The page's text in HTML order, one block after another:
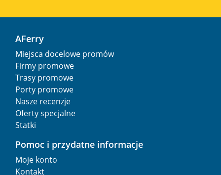
AFerry
Miejsca docelowe promów
Firmy promowe
Trasy promowe
Porty promowe
Nasze recenzje
Oferty specjalne
Statki
Pomoc i przydatne informacje
Moje konto
Kontakt